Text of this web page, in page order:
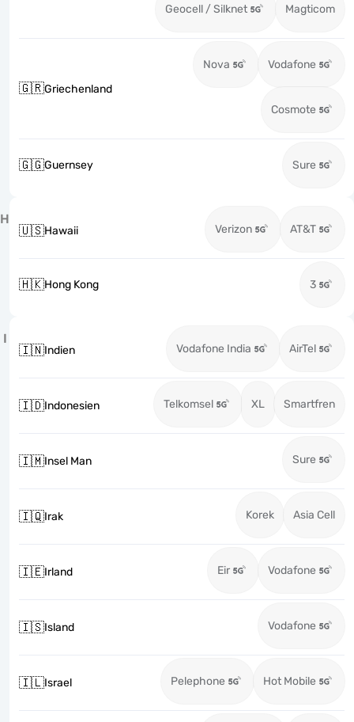
Geocell / Silknet Magticom
🇬🇷Griechenland
Nova Vodafone
Cosmote
🇬🇬Guernsey Sure
H
🇺🇸Hawaii Verizon AT&T
🇭🇰Hong Kong 3
I
🇮🇳Indien Vodafone India AirTel
🇮🇩Indonesien Telkomsel XL Smartfren
🇮🇲Insel Man Sure
🇮🇶Irak Korek Asia Cell
🇮🇪Irland Eir Vodafone
🇮🇸Island Vodafone
🇮🇱Israel Pelephone Hot Mobile